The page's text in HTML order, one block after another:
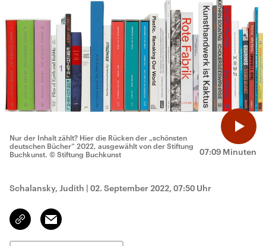
07:09 Minuten
Nur der Inhalt zählt? Hier die Rücken der „schönsten
deutschen Bücher“ 2022, ausgewählt von der Stiftung
Buchkunst. © Stiftung Buchkunst
Schalansky, Judith | 02. September 2022, 07:50 Uhr
Link
kopieren/teilen
Email